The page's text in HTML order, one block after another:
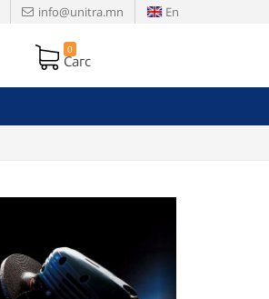
info@unitra.mn En
0
Сагс